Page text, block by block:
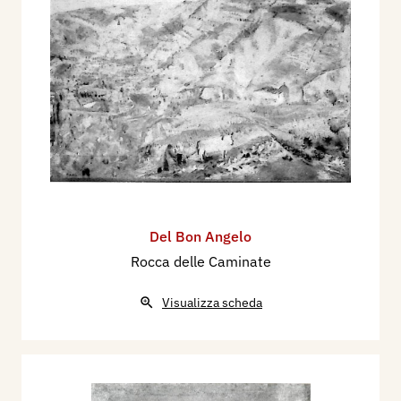
a Mantova nei secoli XIX e XX. Dizionario
biografico, volume II, Bond - Dic, Mantova,
Archivio Sartori Editore, pp. 980/989.
Del Bon Angelo
Rocca delle Caminate
Visualizza scheda